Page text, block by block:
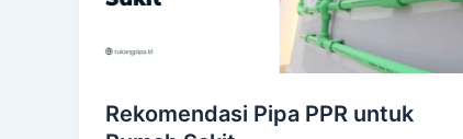
Rekomendasi Pipa PPR untuk